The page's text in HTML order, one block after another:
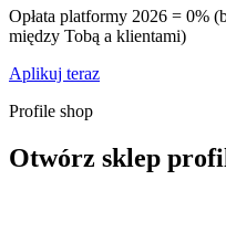
Opłata platformy 2026 = 0%
między Tobą a klientami)
Aplikuj teraz
Profile shop
Otwórz sklep